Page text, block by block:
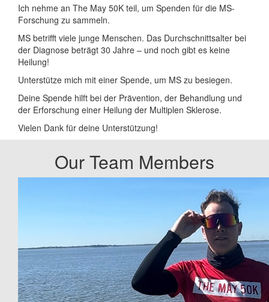
Ich nehme an The May 50K teil, um Spenden für die MS-
Forschung zu sammeln.
MS betrifft viele junge Menschen. Das Durchschnittsalter bei
der Diagnose beträgt 30 Jahre – und noch gibt es keine
Heilung!
Unterstütze mich mit einer Spende, um MS zu besiegen.
Deine Spende hilft bei der Prävention, der Behandlung und
der Erforschung einer Heilung der Multiplen Sklerose.
Vielen Dank für deine Unterstützung!
Our Team Members